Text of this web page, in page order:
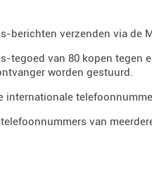
berichten verzenden via de
tegoed van 80 kopen tegen
worden gestuurd.
internationale
van